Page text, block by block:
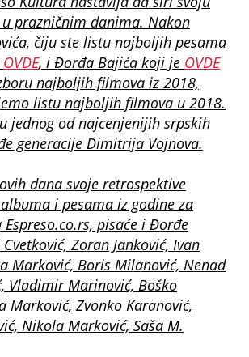
prazničnim danima. Nakon
čiju ste listu najboljih pesama
OVDE, i Đorđa Bajića koji je OVDE
najboljih filmova iz 2018,
listu najboljih filmova u 2018.
jednog od najcenjenijih srpskih
generacije Dimitrija Vojnova.
dana svoje retrospektive
i pesama iz godine za
pisaće i Đorđe
Zoran Janković, Ivan
Marković, Boris Milanović, Nenad
Vladimir Marinović, Boško
Marković, Zvonko Karanović,
Nikola Marković, Saša M.